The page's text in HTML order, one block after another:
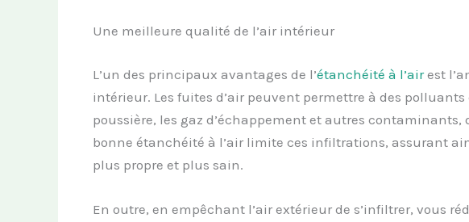
Une meilleure qualité de l’air intérieur
L’un des principaux avantages de l’étanchéité à l’airest
intérieur. Les fuites d’air peuvent permettre à des
poussière, les gaz d’échappement et autres contaminants,
bonne étanchéité à l’air limite ces infiltrations, assurant
plus propre et plus sain.
En outre, en empêchant l’air extérieur de s’infiltrer, vous